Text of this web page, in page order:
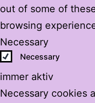
out of some of
browsing
Necessary
Necessary
immer aktiv
Necessary cookies